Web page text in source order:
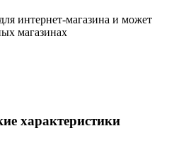
интернет-магазина и может
магазинах
характеристики